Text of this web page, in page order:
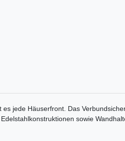
jede Häuserfront. Das
sowie